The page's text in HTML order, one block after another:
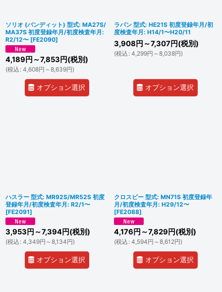
ソリオ (バンディット) 型式: MA27S/
MA37S 初度登録年月/初度検査年月:
R2/12〜 [FE2090]
4,189 円 ～7,853 円(税別)
(税込 : 4,608円 ～8,639円)
オプション選択
ラパン 型式: HE21S 初度登録年月/初
度検査年月: H14/1〜H20/11
3,908 円 ～7,307 円(税別)
(税込 : 4,299円 ～8,038円)
オプション選択
ハスラー 型式: MR92S/MR52S 初度
登録年月/初度検査年月: R2/1〜
[FE2091]
3,953 円 ～7,394円(税別)
(税込 : 4,349円 ～8,134円)
オプション選択
クロスビー 型式: MN71S 初度登録年
月/初度検査年月: H29/12〜
[FE2088]
4,176 円 ～7,829 円(税別)
(税込 : 4,594円 ～8,612円)
オプション選択